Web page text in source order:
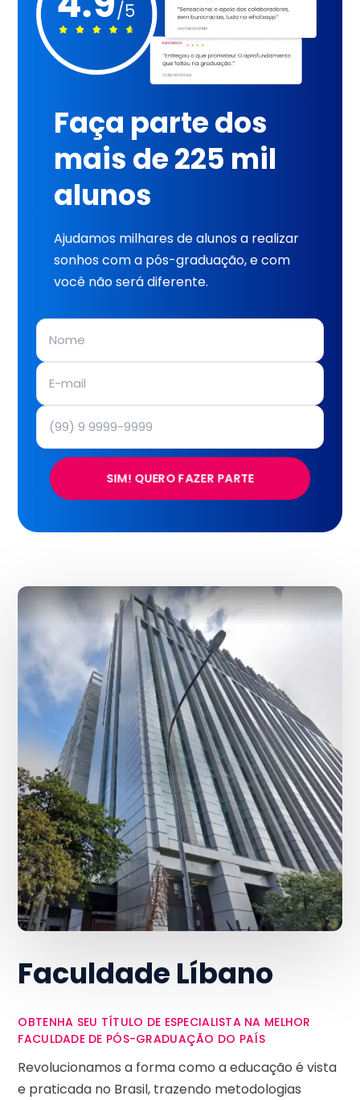
Faça parte dos
mais de 225 mil
alunos
Ajudamos milhares de alunos a realizar
sonhos com a pós-graduação, e com
você não será diferente.
SIM! QUERO FAZER PARTE
Faculdade Líbano
OBTENHA SEU TÍTULO DE ESPECIALISTA NA MELHOR
FACULDADE DE PÓS-GRADUAÇÃO DO PAÍS
Revolucionamos a forma como a educação é vista
e praticada no Brasil, trazendo metodologias